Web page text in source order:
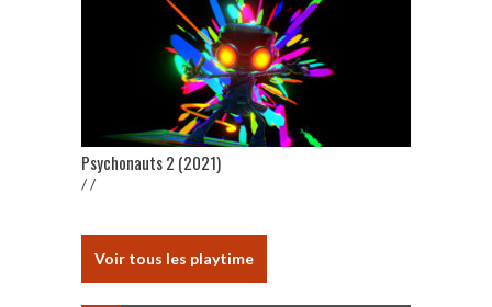
Psychonauts 2 (2021)
/ /
Voir tous les playtime